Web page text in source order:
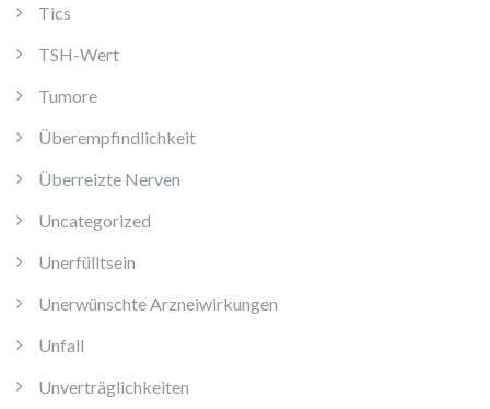
Tics
TSH-Wert
Tumore
Überempfindlichkeit
Überreizte Nerven
Uncategorized
Unerfülltsein
Unerwünschte Arzneiwirkungen
Unfall
Unverträglichkeiten